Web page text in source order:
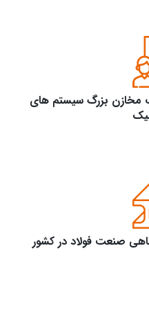
مخازن بزرگ سیستم های
صنعت فولاد در کشور